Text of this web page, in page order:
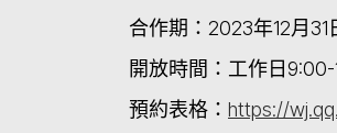
合作期 ：2023年12月
開放時間 ：工作日
預約表格 ： https://